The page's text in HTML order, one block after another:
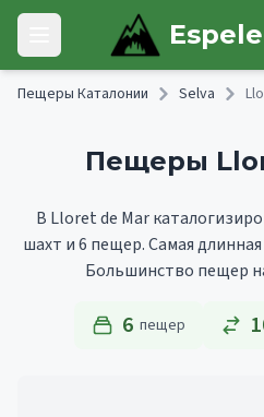
Skip to main content
Open main menu
Пещеры Каталонии Selva
Пещеры
В Lloret de Mar
шахт и 6 пещер.Самая
Большинство пещер
6 пещер